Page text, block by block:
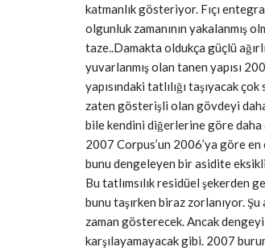
katmanlık gösteriyor. Fıçı
olgunluk zamanının yakalanmış
taze..Damakta oldukça güçlü
yuvarlanmış olan tanen yapısı
yapısındaki tatlılığı taşıyacak
zaten gösterişli olan gövdeyi
bile kendini diğerlerine göre
2007 Corpus’un 2006’ya göre en
bunu dengeleyen bir asidite
Bu tatlımsılık residüel şekerden
bunu taşırken biraz zorlanıyor.
zaman gösterecek. Ancak
karşılayamayacak gibi. 2007